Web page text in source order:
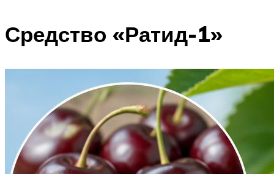
Средство «Ратид-1»